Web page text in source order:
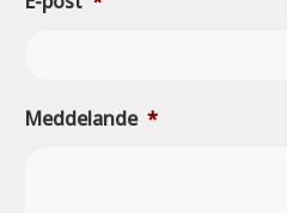
Meddelande *